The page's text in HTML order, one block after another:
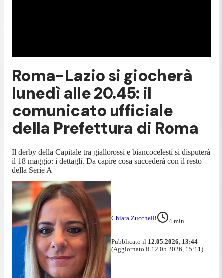
Roma-Lazio si giocherà
lunedì alle 20.45: il
comunicato ufficiale
della Prefettura di Roma
Il derby della Capitale tra giallorossi e biancocelesti si disputerà
il 18 maggio: i dettagli. Da capire cosa succederà con il resto
della Serie A
Chiara Zucchelli 4 min
Pubblicato il 12.05.2026, 13:44
(Aggiornato il 12.05.2026, 15:11)